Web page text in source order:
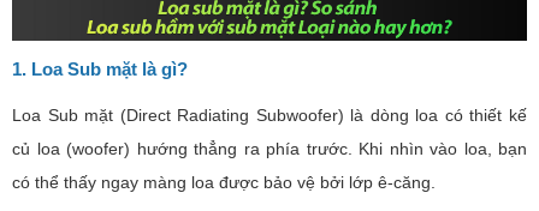
1. Loa Sub mặt là gì?
Loa Sub mặt (Direct Radiating Subwoofer) là dòng loa có thiết kế
củ loa (woofer) hướng thẳng ra phía trước. Khi nhìn vào loa, bạn
có thể thấy ngay màng loa được bảo vệ bởi lớp ê-căng.